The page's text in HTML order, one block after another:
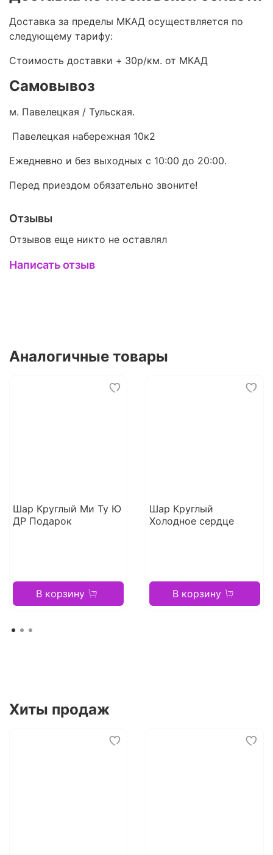
Доставка за пределы МКАД осуществляется по
следующему тарифу:
Стоимость доставки + 30р/км. от МКАД
Самовывоз
м. Павелецкая / Тульская.
Павелецкая набережная 10к2
Ежедневно и без выходных с 10:00 до 20:00.
Перед приездом обязательно звоните!
Отзывы
Отзывов еще никто не оставлял
Написать отзыв
Аналогичные товары
Шар Круглый Ми Ту Ю
ДР Подарок
В корзину
Шар Круглый
Холодное сердце
В корзину
Хиты продаж